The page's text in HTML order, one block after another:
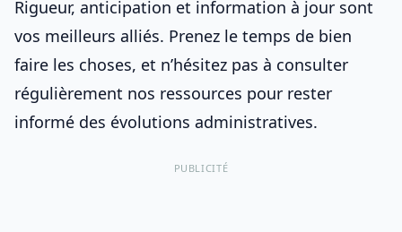
Rigueur, anticipation et information à jour sont
vos meilleurs alliés. Prenez le temps de bien
faire les choses, et n’hésitez pas à consulter
régulièrement nos ressources pour rester
informé des évolutions administratives.
PUBLICITÉ